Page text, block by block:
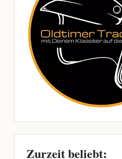
Zurzeit beliebt: